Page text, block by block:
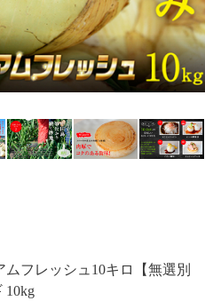
フレッシュ10キロ【無選別
10kg